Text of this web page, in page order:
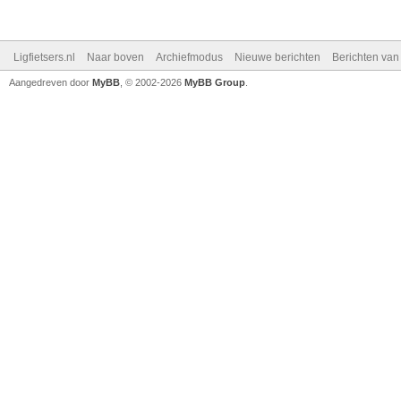
Ligfietsers.nl Naar boven Archiefmodus Nieuwe berichten Berichten
Aangedreven door MyBB , © 2002-2026 MyBB Group